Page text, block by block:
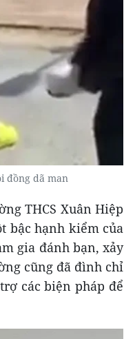
đồng dã man
THCS Xuân Hiệp
bậc hạnh kiểm của
gia đánh bạn, xảy
cũng đã đình chỉ
các biện pháp để